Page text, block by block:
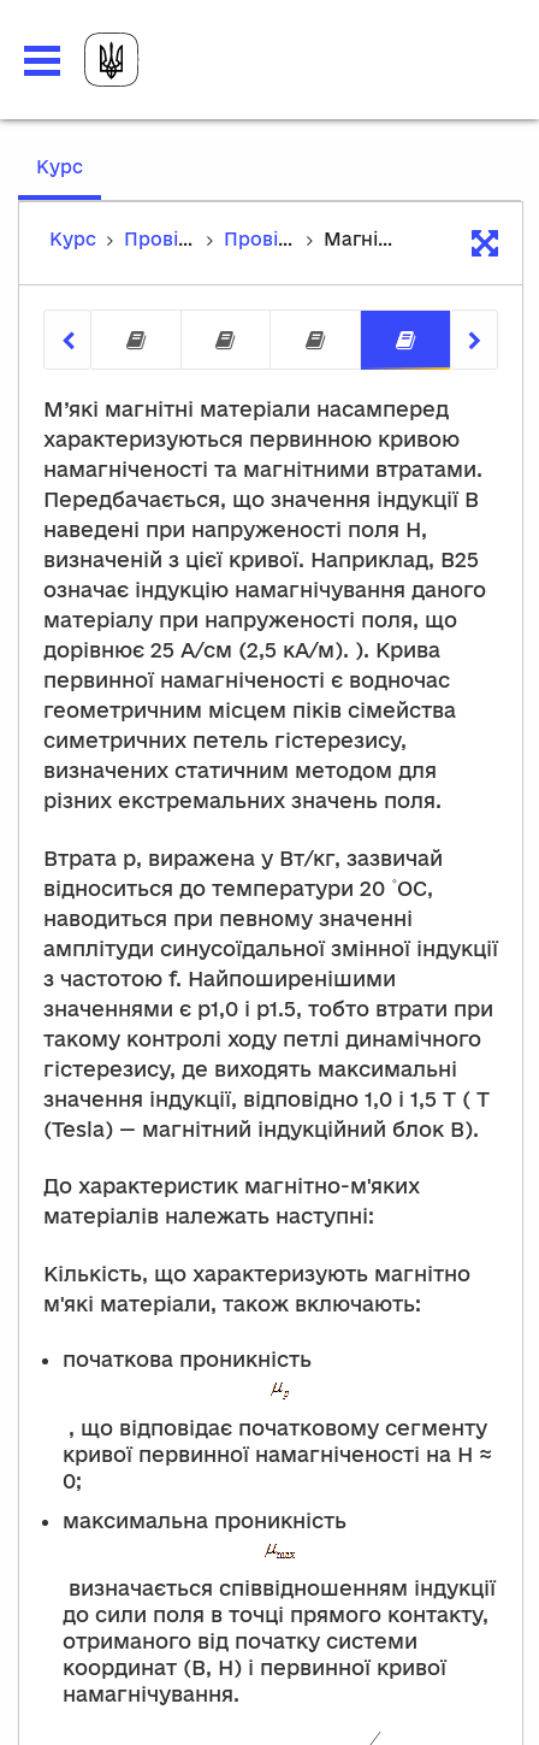
Курс,
Курс
Провідні та магнітні матеріали Провідні та магнітні матеріали Магнітно-м'які і магнітно-тверді матеріали
Провідні та резистивні
Застосування провідних
Магнітні
М’які магнітні матеріали насамперед
характеризуються первинною кривою
намагніченості та магнітними втратами.
Передбачається, що значення індукції B
наведені при напруженості поля H,
визначеній з цієї кривої. Наприклад, B25
означає індукцію намагнічування даного
матеріалу при напруженості поля, що
дорівнює 25 А/см (2,5 кА/м). ). Крива
первинної намагніченості є водночас
геометричним місцем піків сімейства
симетричних петель гістерезису,
визначених статичним методом для
різних екстремальних значень поля.
Втрата p, виражена у Вт/кг, зазвичай
відноситься до температури 20 ۫ OC,
наводиться при певному значенні
амплітуди синусоїдальної змінної індукції
з частотою f. Найпоширенішими
значеннями є p1,0 і p1.5, тобто втрати при
такому контролі ходу петлі динамічного
гістерезису, де виходять максимальні
значення індукції, відповідно 1,0 і 1,5 Т ( T
(Tesla) — магнітний індукційний блок B).
До характеристик магнітно-м'яких
матеріалів належать наступні:
Кількість, що характеризують магнітно
м'які матеріали, також включають:
початкова проникність
, що відповідає початковому сегменту
кривої первинної намагніченості на H ≈
0;
максимальна проникність
визначається співвідношенням індукції
до сили поля в точці прямого контакту,
отриманого від початку системи
координат (B, H) і первинної кривої
намагнічування.